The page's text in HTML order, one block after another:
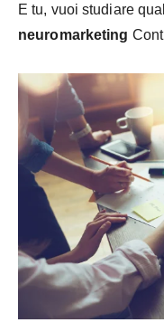
E tu, vuoi studiare
neuromarketing